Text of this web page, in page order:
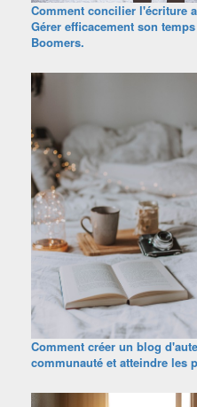
Comment concilier l'écriture
Gérer efficacement son
Boomers.
Comment créer un blog
communauté et atteindre les